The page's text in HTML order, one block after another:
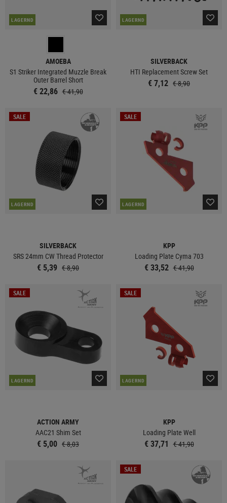
LAGERND
AMOEBA
S1 Striker Integrated Muzzle Break
Outer Barrel Short
€ 22,86 € 41,90
LAGERND
SILVERBACK
HTI Replacement Screw Set
€ 7,12 € 8,90
SALE
LAGERND
SILVERBACK
SRS 24mm CW Thread Protector
€ 5,39 € 8,90
SALE
LAGERND
KPP
Loading Plate Cyma 703
€ 33,52 € 41,90
SALE
LAGERND
ACTION ARMY
AAC21 Shim Set
€ 5,00 € 8,03
SALE
LAGERND
KPP
Loading Plate Well
€ 37,71 € 41,90
SALE